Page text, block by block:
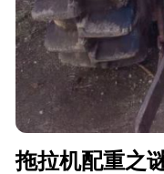
拖拉机配重之